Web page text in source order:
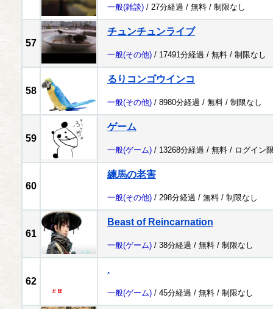
一般(雑談) / 27分経過 / 無料 / 制限なし
57
チュンチュンライブ
一般(その他) / 17491分経過 / 無料 / 制限なし
58
るりコンゴウインコ
一般(その他) / 8980分経過 / 無料 / 制限なし
59
ゲーム
一般(ゲーム) / 13268分経過 / 無料 / ログイン
60
練馬の老害
一般(その他) / 298分経過 / 無料 / 制限なし
61
Beast of Reincarnation
一般(ゲーム) / 38分経過 / 無料 / 制限なし
62
.
一般(ゲーム) / 45分経過 / 無料 / 制限なし